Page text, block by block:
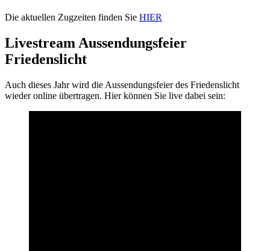
Die aktuellen Zugzeiten finden Sie HIER
Livestream Aussendungsfeier
Friedenslicht
Auch dieses Jahr wird die Aussendungsfeier des Friedenslicht
wieder online übertragen. Hier können Sie live dabei sein: